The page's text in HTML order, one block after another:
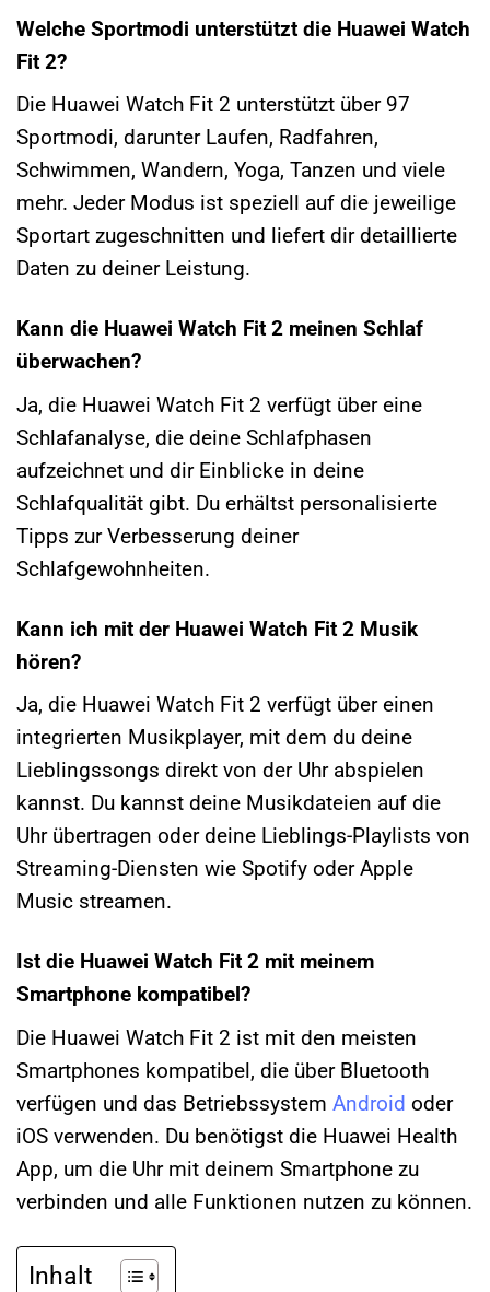
Welche Sportmodi unterstützt die Huawei Watch
Fit 2?
Die Huawei Watch Fit 2 unterstützt über 97
Sportmodi, darunter Laufen, Radfahren,
Schwimmen, Wandern, Yoga, Tanzen und viele
mehr. Jeder Modus ist speziell auf die jeweilige
Sportart zugeschnitten und liefert dir detaillierte
Daten zu deiner Leistung.
Kann die Huawei Watch Fit 2 meinen Schlaf
überwachen?
Ja, die Huawei Watch Fit 2 verfügt über eine
Schlafanalyse, die deine Schlafphasen
aufzeichnet und dir Einblicke in deine
Schlafqualität gibt. Du erhältst personalisierte
Tipps zur Verbesserung deiner
Schlafgewohnheiten.
Kann ich mit der Huawei Watch Fit 2 Musik
hören?
Ja, die Huawei Watch Fit 2 verfügt über einen
integrierten Musikplayer, mit dem du deine
Lieblingssongs direkt von der Uhr abspielen
kannst. Du kannst deine Musikdateien auf die
Uhr übertragen oder deine Lieblings-Playlists von
Streaming-Diensten wie Spotify oder Apple
Music streamen.
Ist die Huawei Watch Fit 2 mit meinem
Smartphone kompatibel?
Die Huawei Watch Fit 2 ist mit den meisten
Smartphones kompatibel, die über Bluetooth
verfügen und das Betriebssystem Android oder
iOS verwenden. Du benötigst die Huawei Health
App, um die Uhr mit deinem Smartphone zu
verbinden und alle Funktionen nutzen zu können.
Inhalt